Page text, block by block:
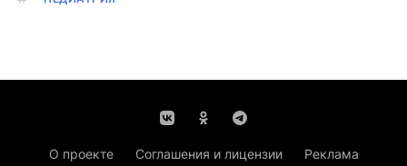
О проекте Соглашения и лицензии
Реклама